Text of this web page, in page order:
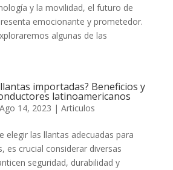
y la movilidad, el futuro de
emocionante y prometedor.
algunas de las
importadas? Beneficios y
latinoamericanos
Ago 14, 2023 | Articulos
elegir las llantas adecuadas para
es crucial considerar diversas
seguridad, durabilidad y